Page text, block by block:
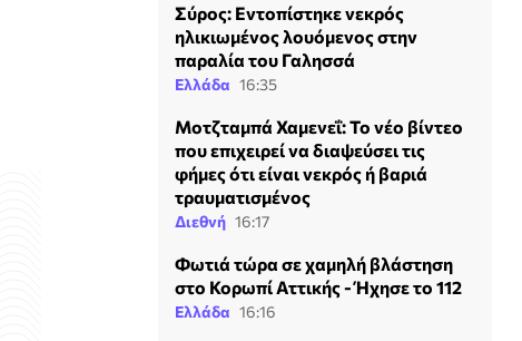
Σύρος: Εντοπίστηκε νεκρός
ηλικιωμένος λουόμενος στην
παραλία του Γαλησσά
Ελλάδα 16:35
Μοτζταμπά Χαμενεΐ: Το νέο βίντεο
που επιχειρεί να διαψεύσει τις
φήμες ότι είναι νεκρός ή βαριά
τραυματισμένος
Διεθνή 16:17
Φωτιά τώρα σε χαμηλή βλάστηση
στο Κορωπί Αττικής - Ήχησε το 112
Ελλάδα 16:16